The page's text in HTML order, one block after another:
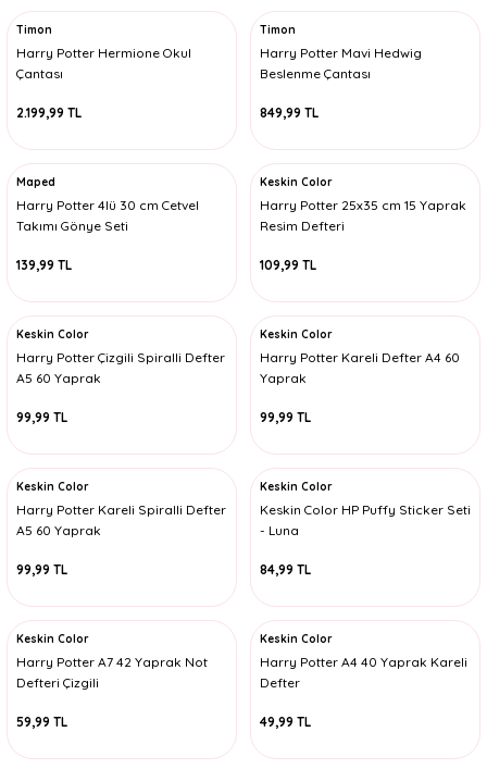
Timon
Harry Potter Hermione Okul
Çantası
2.199,99 TL
Timon
Harry Potter Mavi Hedwig
Beslenme Çantası
849,99 TL
Maped
Harry Potter 4lü 30 cm Cetvel
Takımı Gönye Seti
139,99 TL
Keskin Color
Harry Potter 25x35 cm 15 Yaprak
Resim Defteri
109,99 TL
Keskin Color
Harry Potter Çizgili Spiralli Defter
A5 60 Yaprak
99,99 TL
Keskin Color
Harry Potter Kareli Defter A4 60
Yaprak
99,99 TL
Keskin Color
Harry Potter Kareli Spiralli Defter
A5 60 Yaprak
99,99 TL
Keskin Color
Keskin Color HP Puffy Sticker Seti
- Luna
84,99 TL
Keskin Color
Harry Potter A7 42 Yaprak Not
Defteri Çizgili
59,99 TL
Keskin Color
Harry Potter A4 40 Yaprak Kareli
Defter
49,99 TL